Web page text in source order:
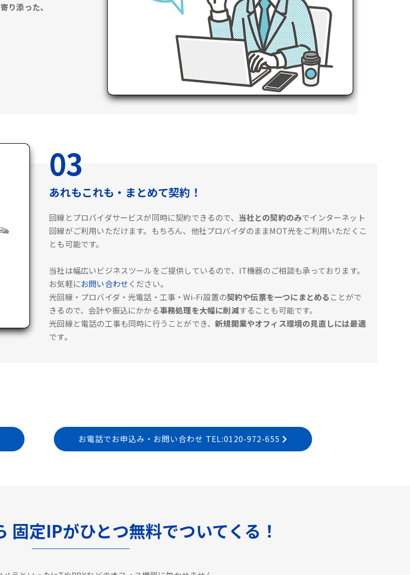
り添った、
03
あれもこれも・まとめて契約！
回線とプロバイダサービスが同時に契約できるので、 当社との契約のみでインターネット
回線がご利用いただけます。もちろん、他社プロバイダのままMOT光をご利用いただくこ
とも可能です。
当社は幅広いビジネスツールをご提供しているので、IT機器のご相談も承っております。
お気軽にお問い合わせください。
光回線・プロバイダ・光電話・工事・Wi-Fi設置の契約や伝票を一つにまとめる ことがで
きるので、会計や振込にかかる事務処理を大幅に削減することも可能です。
光回線と電話の工事も同時に行うことができ、新規開業やオフィス環境の見直しには最適
です。
お電話でお申込み・お問い合わせ TEL:0120-972-655
固定IPがひとつ無料でついてくる！